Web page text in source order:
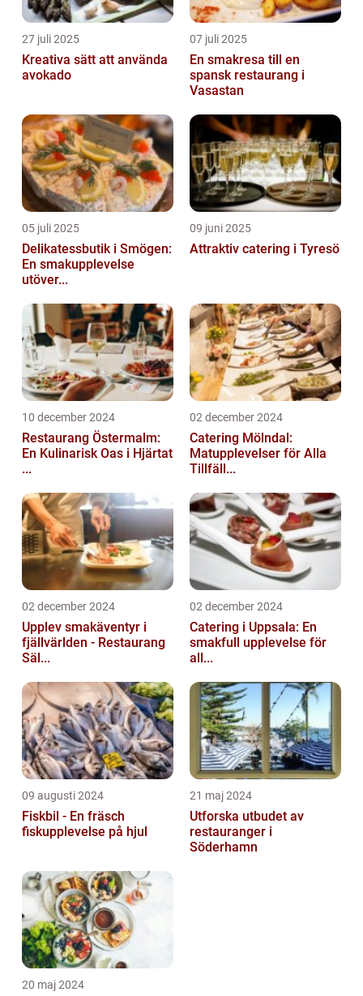
27 juli 2025
Kreativa sätt att använda
avokado
07 juli 2025
En smakresa till en
spansk restaurang i
Vasastan
05 juli 2025
Delikatessbutik i Smögen:
En smakupplevelse
utöver...
09 juni 2025
Attraktiv catering i Tyresö
10 december 2024
Restaurang Östermalm:
En Kulinarisk Oas i Hjärtat
...
02 december 2024
Catering Mölndal:
Matupplevelser för Alla
Tillfäll...
02 december 2024
Upplev smakäventyr i
fjällvärlden - Restaurang
Säl...
02 december 2024
Catering i Uppsala: En
smakfull upplevelse för
all...
09 augusti 2024
Fiskbil - En fräsch
fiskupplevelse på hjul
21 maj 2024
Utforska utbudet av
restauranger i
Söderhamn
20 maj 2024